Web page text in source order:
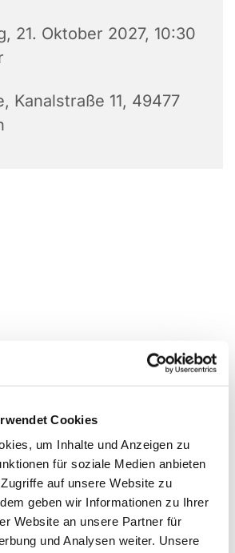
Cookies
um Inhalte und Anzeigen zu
für soziale Medien anbieten
auf unsere Website zu
geben wir Informationen zu Ihrer
Website an unsere Partner für
und Analysen weiter. Unsere
21. Oktober 2027, 10:30
Kanalstraße 11, 49477
Sie auch